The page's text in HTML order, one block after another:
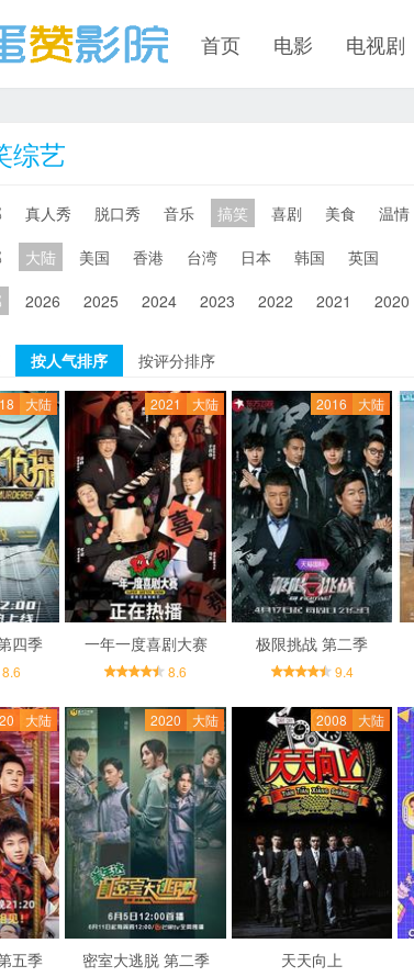
首页 电影 电视剧
综艺
真人秀 脱口秀 音乐 搞笑 喜剧 美食 温情
大陆 美国 香港 台湾 日本 韩国
英国
2026 2025 2024 2023 2022 2021 2020
按人气排序 按评分排序
大陆
四季
8.6
2021 大陆
一年一度喜剧大赛
8.6
2016 大陆
极限挑战 第二季
9.4
大陆
五季
2020 大陆
密室大逃脱 第二季
2008 大陆
天天向上